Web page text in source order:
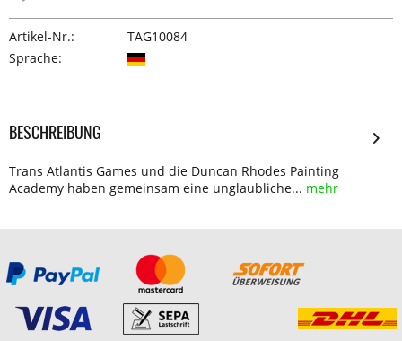
Artikel-Nr.:
TAG10084
Sprache:
BESCHREIBUNG
Trans Atlantis Games und die Duncan Rhodes Painting
Academy haben gemeinsam eine unglaubliche... mehr